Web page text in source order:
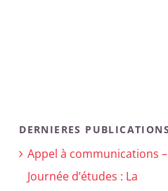
DERNIERES PUBLICATIONS
Appel à communications –
Journée d’études : La